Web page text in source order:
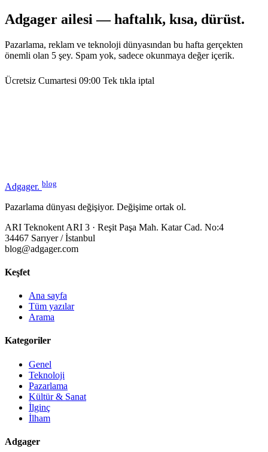
Adgager ailesi — haftalık, kısa, dürüst.
Pazarlama, reklam ve teknoloji dünyasından bu hafta gerçekten
önemli olan 5 şey. Spam yok, sadece okunmaya değer içerik.
Ücretsiz Cumartesi 09:00 Tek tıkla iptal
Adgager. blog
Pazarlama dünyası değişiyor. Değişime ortak ol.
ARI Teknokent ARI 3 · Reşit Paşa Mah. Katar Cad. No:4
34467 Sarıyer / İstanbul
blog@adgager.com
Keşfet
Ana sayfa
Tüm yazılar
Arama
Kategoriler
Genel
Teknoloji
Pazarlama
Kültür & Sanat
İlginç
İlham
Adgager